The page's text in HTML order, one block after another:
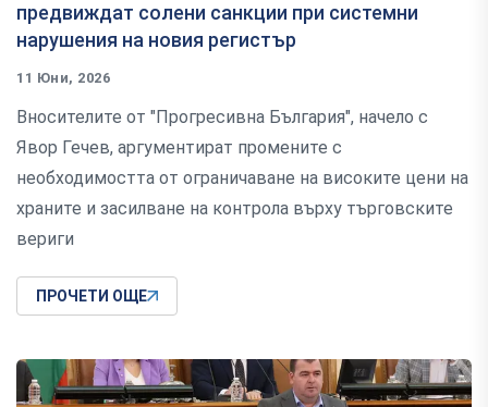
предвиждат солени санкции при системни
нарушения на новия регистър
11 Юни, 2026
Вносителите от "Прогресивна България", начело с
Явор Гечев, аргументират промените с
необходимостта от ограничаване на високите цени на
храните и засилване на контрола върху търговските
вериги
ПРОЧЕТИ ОЩЕ